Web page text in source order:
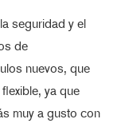
seguridad y el
de
nuevos, que
ya que
muy a gusto con